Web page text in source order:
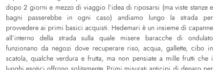
dopo 2 giorni e mezzo di viaggio l’idea di riposarsi (ma viste stanze e
bagni passerebbe in ogni caso) andiamo lungo la strada per
provvedere ai primi basici acquisti. Hedemari è un insieme di capanne
all’interno della strada sulla quale misere baracche di ondulato
funzionano da negozi dove recuperare riso, acqua, gallette, cibo in
scatola, qualche verdura e frutta, ma non pensiate a mille frutti che i